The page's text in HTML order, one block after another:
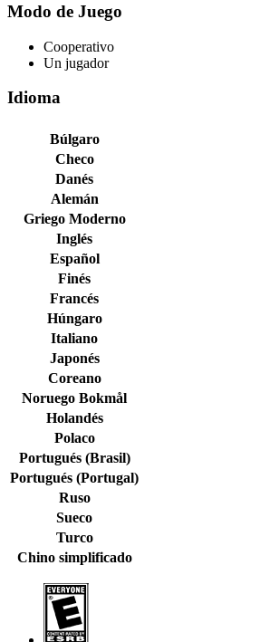
Modo de Juego
Cooperativo
Un jugador
Idioma
Búlgaro
Checo
Danés
Alemán
Griego Moderno
Inglés
Español
Finés
Francés
Húngaro
Italiano
Japonés
Coreano
Noruego Bokmål
Holandés
Polaco
Portugués (Brasil)
Portugués (Portugal)
Ruso
Sueco
Turco
Chino simplificado